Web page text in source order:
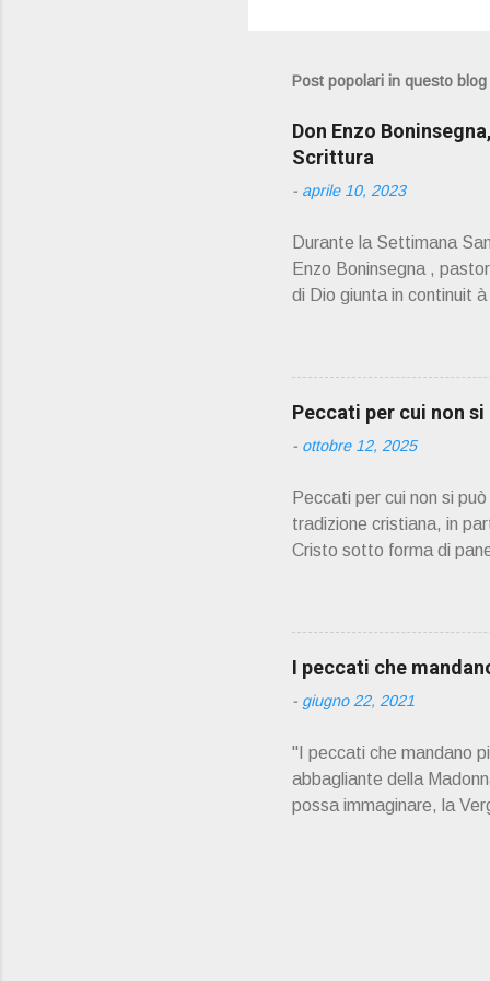
Post popolari in questo blog
Don Enzo
Scrittura
- aprile 10, 2023
Durante la Settimana
Enzo Boninsegna ,
di Dio giunta in continuit
scelto come
PRESENTAZIONE" D
045 8201679 – Cell.
prete, ho letto un
Peccati per cui non
- ottobre 12, 2025
Peccati per cui non si
tradizione cristiana, in
Cristo sotto forma di
confessione prima di
Adulterio Furto Idolatria
contro i comandamenti
la relazione con Dio e
non può partecipare
I peccati che
- giugno 22, 2021
"I peccati che mandano
abbagliante della
possa immaginare, la
Santo, il dogma di fede
Gesù, per «seguire